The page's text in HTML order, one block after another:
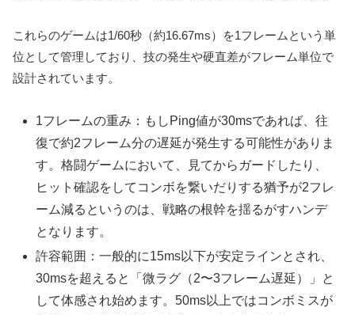
これらのゲームは1/60秒（約16.67ms）を1フレームという単
位として管理しており、技の発生や硬直差がフレーム単位で
設計されています。
1フレームの重み：もしPing値が30msであれば、往
復で約2フレーム分の遅延が発生する可能性がありま
す。格闘ゲームにおいて、見てからガードしたり、
ヒット確認をしてコンボを繋いだりする猶予が2フレ
ーム減るというのは、戦略の根幹を揺るがすハンデ
となります。
許容範囲：一般的に15ms以下が安定ラインとされ、
30msを超えると「微ラグ（2〜3フレーム遅延）」と
して体感され始めます。50ms以上ではコンボミスが